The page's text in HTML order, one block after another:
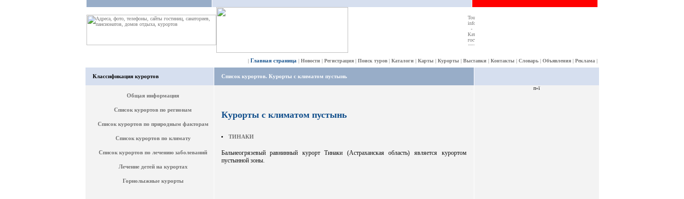
| Главная страница | Новости | Регистрация | Поиск туров | Каталоги | Карты | Курорты | Выставки | Контакты | Словарь | Объявления | Реклама |
Классификация курортов
Общая информация
Список курортов по регионам
Список курортов по природным факторам
Список курортов по климату
Список курортов по лечению заболеваний
Лечение детей на курортах
Горнолыжные курорты
Список курортов. Курорты с климатом пустынь
Курорты с климатом пустынь
ТИНАКИ
Бальнеогрязевый равнинный курорт Тинаки (Астраханская область) является курортом
пустынной зоны.
п»ї